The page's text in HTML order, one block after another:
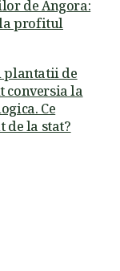
de Angora:
profitul
plantatii de
conversia la
Ce
la stat?